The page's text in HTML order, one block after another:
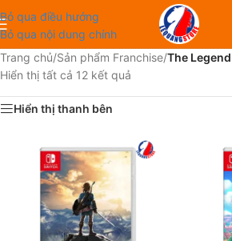
Bỏ qua điều hướng
Bỏ qua nội dung chính
Trang chủ/Sản phẩm Franchise/The
Hiển thị tất cả 12 kết quả
Hiển thị thanh bên